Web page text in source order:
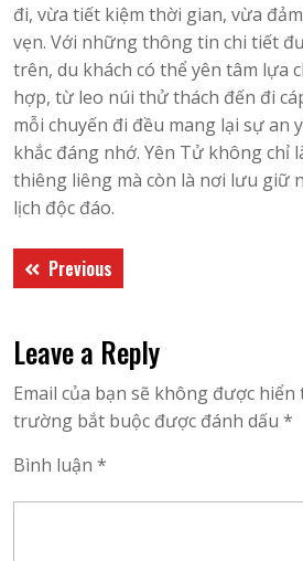
đi, vừa tiết kiệm thời gian, vừa
vẹn. Với những thông tin chi tiết
trên, du khách có thể yên tâm lựa
hợp, từ leo núi thử thách đến đi
mỗi chuyến đi đều mang lại sự an
khắc đáng nhớ. Yên Tử không chỉ
thiêng liêng mà còn là nơi lưu giữ
lịch độc đáo.
Điều
hướng
viết
Previous
post:
Leave a Reply
Email của bạn sẽ không được hiển
trường bắt buộc được đánh dấu *
Bình luận *